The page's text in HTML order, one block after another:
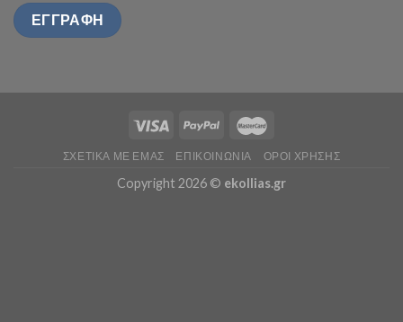
ΣΧΕΤΙΚΑ ΜΕ ΕΜΑΣ ΕΠΙΚΟΙΝΩΝΙΑ ΟΡΟΙ ΧΡΗΣΗΣ
Copyright 2026 © ekollias.gr